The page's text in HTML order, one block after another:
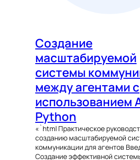
Создание
масштабируемой
системы
между агентами с
использованием
Python
«`html Практическое
созданию масштабируемой
коммуникации для агентов
Создание эффективной